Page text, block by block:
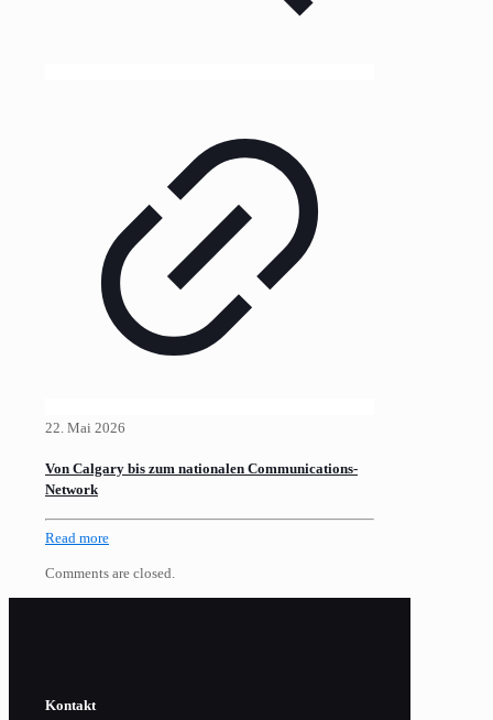
22. Mai 2026
Von Calgary bis zum nationalen Communications-
Network
Read more
Comments are closed.
Kontakt